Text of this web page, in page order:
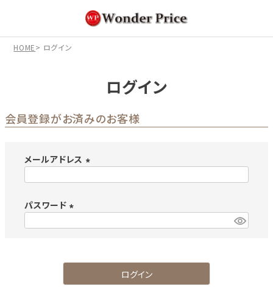
HOME ログイン
ログイン
会員登録がお済みのお客様
メールアドレス
(
パスワード
(
ログイン